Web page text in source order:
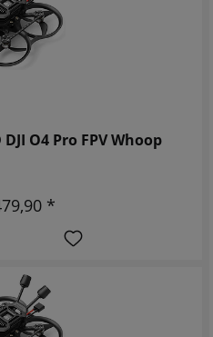
O4 Pro FPV Whoop
*